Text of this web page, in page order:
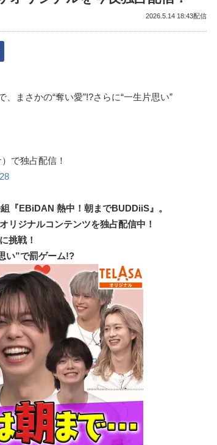
2026.5.14 18:43配信
まさかの“奪い愛”!?さらに“一生片思い”
で独占配信！
『EBiDAN 熱中！朝までBUDDiiS』。
リジナルコンテンツを独占配信中！
挑戦！
い”で罰ゲーム!?